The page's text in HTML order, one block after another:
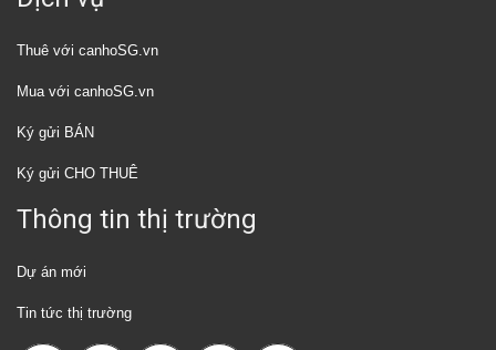
Thuê với canhoSG.vn
Mua với canhoSG.vn
Ký gửi BÁN
Ký gửi CHO THUÊ
Thông tin thị trường
Dự án mới
Tin tức thị trường